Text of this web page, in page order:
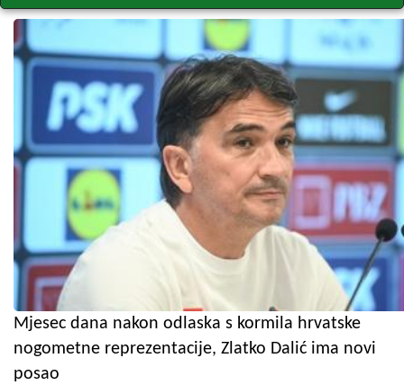
Mjesec dana nakon odlaska s kormila hrvatske
nogometne reprezentacije, Zlatko Dalić ima novi
posao